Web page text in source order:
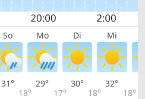
So Mo Di Mi
31°
18°
29°
17°
30°
18°
32°
18°